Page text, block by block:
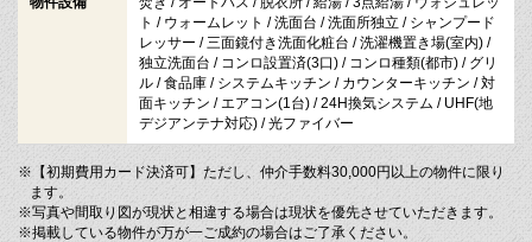
ト / ウォームレット / 洗面台 / 洗面所独立 / シャンプード
レッサー / 三面鏡付き洗面化粧台 / 洗濯機置き場(室内) /
独立洗面台 / コンロ設置済(3口) / コンロ種類(都市) / グリ
ル / 食品庫 / システムキッチン / カウンターキッチン / 対
面キッチン / エアコン(1台) / 24H換気システム / UHF(地
デジアンテナ対応) / 光ファイバー
※【初期費用カード決済可】ただし、仲介手数料30,000円以上の物件に限り
ます。
※写真や間取り図が現状と相違する場合は現状を優先させていただきます。
※掲載している物件が万が一ご成約の場合はご了承ください。